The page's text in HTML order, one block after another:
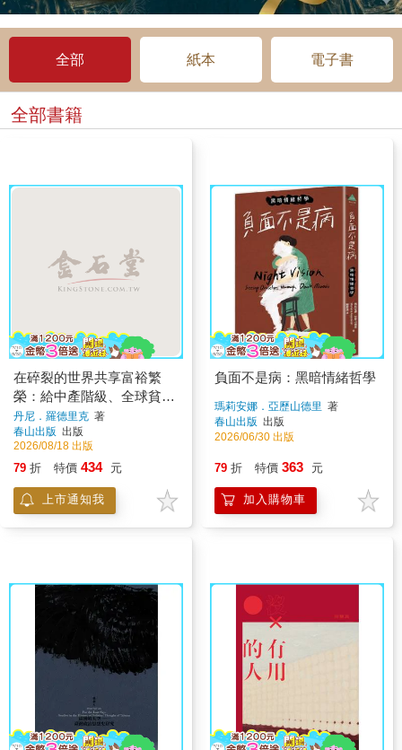
全部 紙本 電子書
全部書籍
在碎裂的世界共享富裕繁
榮：給中產階級、全球貧困
者，以及氣候危機的新經濟
學
丹尼．羅德里克 著
春山出版 出版
2026/08/18 出版
79 折 特價 434 元
上市通知我
負面不是病：黑暗情緒哲學
瑪莉安娜．亞歷山德里 著
春山出版 出版
2026/06/30 出版
79 折 特價 363 元
加入購物車